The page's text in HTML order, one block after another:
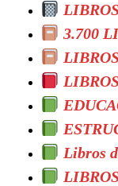
3.700
Libros